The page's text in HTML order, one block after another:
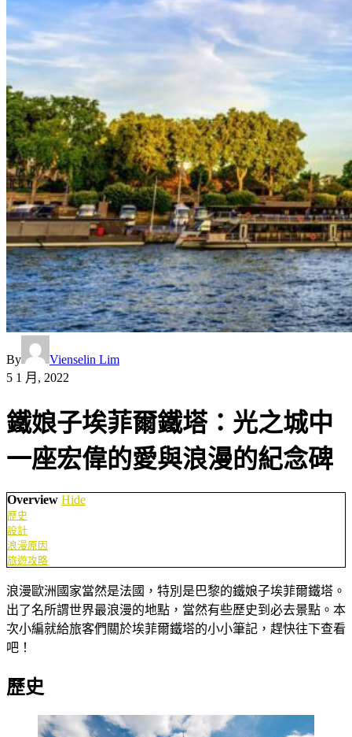
By
Vienselin Lim
5 1 月, 2022
鐵娘子埃菲爾鐵塔：光之城中
一座宏偉的愛與浪漫的紀念碑
Overview Hide
歷史
設計
浪漫原因
旅遊攻略
浪漫歐洲國家當然是法國，特別是巴黎的鐵娘子埃菲爾鐵塔。
出了名所謂世界最浪漫的地點，當然有些歷史到必去景點。本
次小編就給旅客們關於埃菲爾鐵塔的小小筆記，趕快往下查看
吧！
歷史